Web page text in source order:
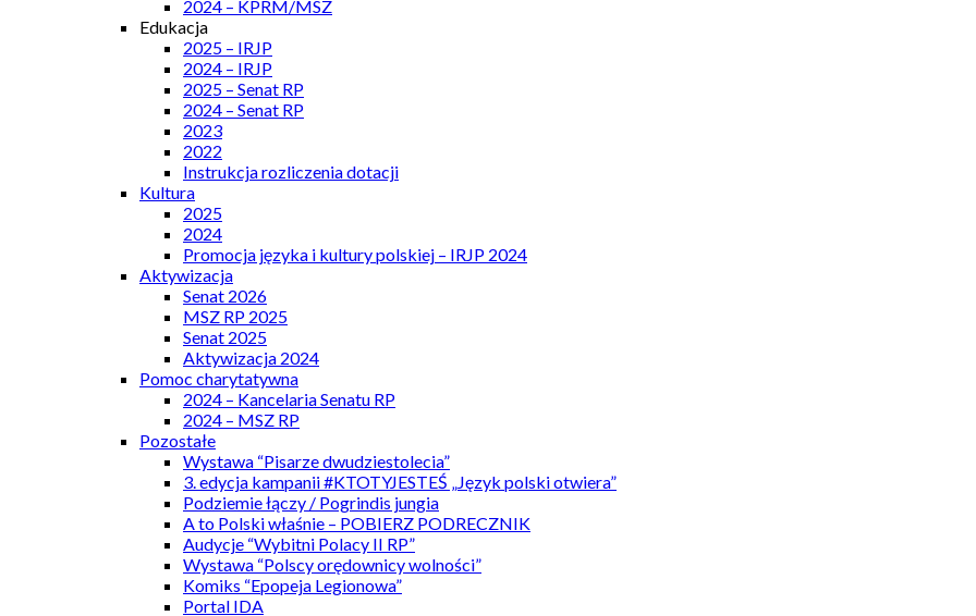
2024 – KPRM/MSZ
Edukacja
2025 – IRJP
2024 – IRJP
2025 – Senat RP
2024 – Senat RP
2023
2022
Instrukcja rozliczenia dotacji
Kultura
2025
2024
Promocja języka i kultury polskiej – IRJP 2024
Aktywizacja
Senat 2026
MSZ RP 2025
Senat 2025
Aktywizacja 2024
Pomoc charytatywna
2024 – Kancelaria Senatu RP
2024 – MSZ RP
Pozostałe
Wystawa “Pisarze dwudziestolecia”
3. edycja kampanii #KTOTYJESTEŚ „Język polski otwiera”
Podziemie łączy / Pogrindis jungia
A to Polski właśnie – POBIERZ PODRECZNIK
Audycje “Wybitni Polacy II RP”
Wystawa “Polscy orędownicy wolności”
Komiks “Epopeja Legionowa”
Portal IDA